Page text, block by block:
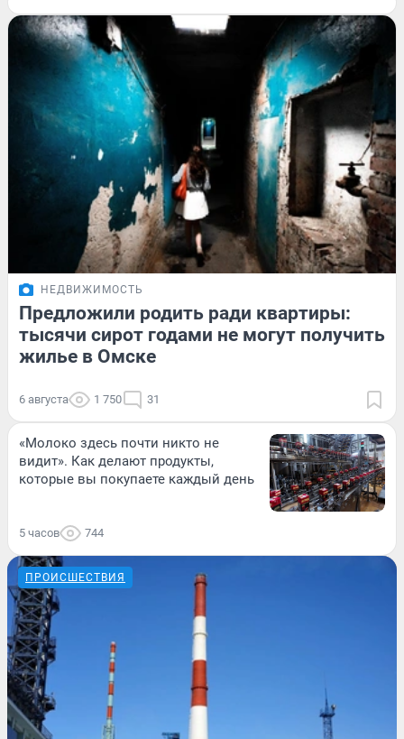
НЕДВИЖИМОСТЬ
Предложили родить ради квартиры:
тысячи сирот годами не могут получить
жилье в Омске
6 августа 1 750 31
«Молоко здесь почти никто не
видит». Как делают продукты,
которые вы покупаете каждый день
5 часов 744
ПРОИСШЕСТВИЯ